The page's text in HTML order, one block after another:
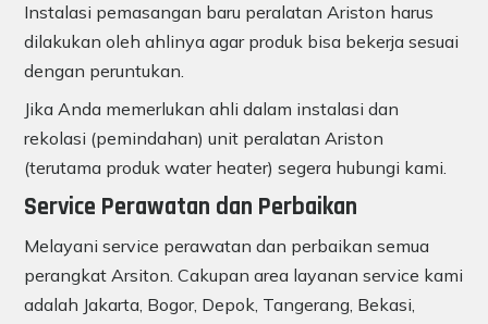
Instalasi pemasangan baru peralatan Ariston harus
dilakukan oleh ahlinya agar produk bisa bekerja sesuai
dengan peruntukan.
Jika Anda memerlukan ahli dalam instalasi dan
rekolasi (pemindahan) unit peralatan Ariston
(terutama produk water heater) segera hubungi kami.
Service Perawatan dan Perbaikan
Melayani service perawatan dan perbaikan semua
perangkat Arsiton. Cakupan area layanan service kami
adalah Jakarta, Bogor, Depok, Tangerang, Bekasi,